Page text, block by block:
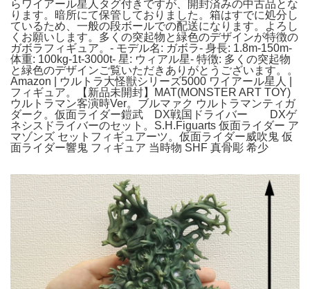
らワイアール星人タグ付きですが、開封済みの中古品とな
ります。暗所にて保管しておりました。箱はすでに処分し
ているため、一般の段ボールでの配送になります。よろし
くお願いします。多くの突起物と緑色のデザインが特徴の
ガボラフィギュア。- モデル名: ガボラ- 身長: 1.8m-150m-
体重: 100kg-1t-3000t- 星: ウィアル星- 特徴: 多くの突起物
と緑色のデザインご覧いただきありがとうございます。。
Amazon | ウルトラ大怪獣シリーズ5000 ワイアール星人 |
フィギュア。【新品未開封】MAT(MONSTER ART TOY)
ウルトラマン客演時Ver。ブルマァク ウルトラマンティガ
ダーク。仮面ライダー鎧武 DX戦国ドライバー DXゲ
ネシスドライバーのセット。S.H.Figuarts 仮面ライダー ア
マゾンズ セットフィギュアーツ。仮面ライダー威吹鬼 仮
面ライダー響鬼 フィギュア 当時物 SHF 真骨彫 希少